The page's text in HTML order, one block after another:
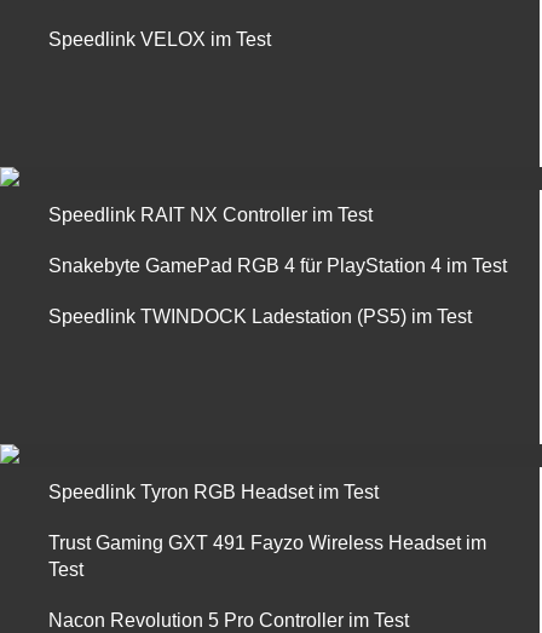
Speedlink VELOX im Test
Speedlink RAIT NX Controller im Test
Snakebyte GamePad RGB 4 für PlayStation 4 im Test
Speedlink TWINDOCK Ladestation (PS5) im Test
Speedlink Tyron RGB Headset im Test
Trust Gaming GXT 491 Fayzo Wireless Headset im
Test
Nacon Revolution 5 Pro Controller im Test